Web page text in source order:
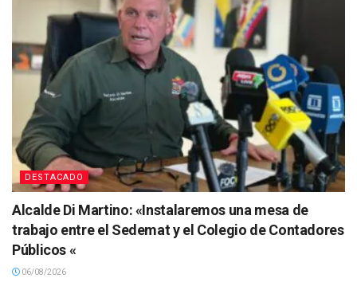
DESTACADO
Alcalde Di Martino: «Instalaremos una mesa de
trabajo entre el Sedemat y el Colegio de Contadores
Públicos «
06/08/2026